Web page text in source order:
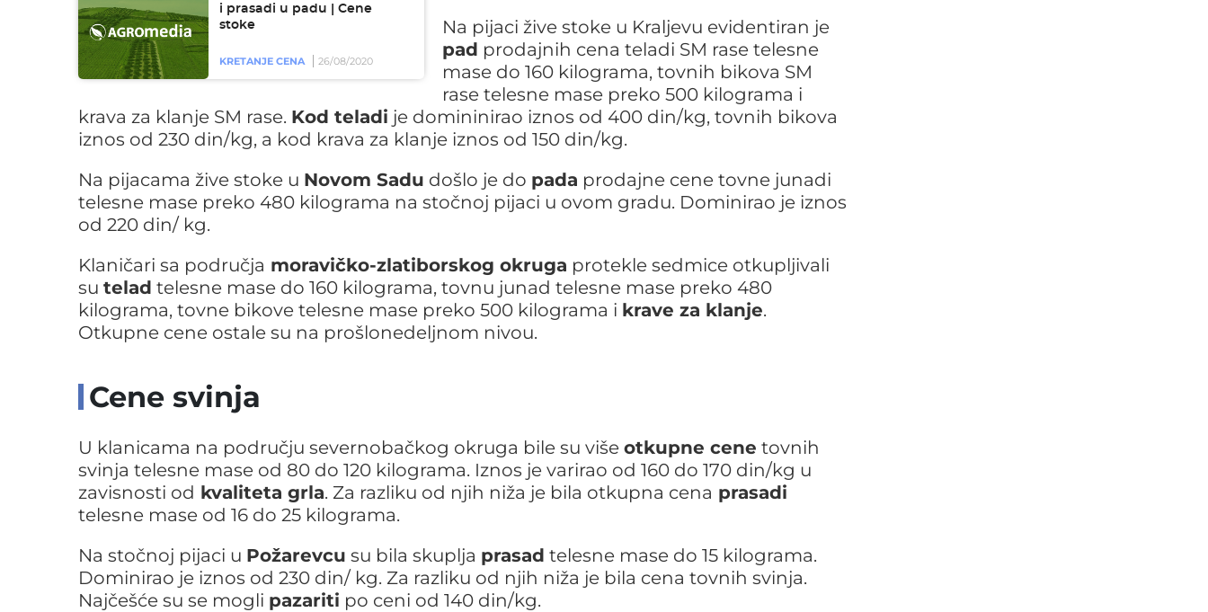
i prasadi u padu | Cene
stoke
KRETANJE CENA 26/08/2020
Na pijaci žive stoke u Kraljevu evidentiran je
pad prodajnih cena teladi SM rase telesne
mase do 160 kilograma, tovnih bikova SM
rase telesne mase preko 500 kilograma i
krava za klanje SM rase. Kod teladi je domininirao iznos od 400 din/kg, tovnih bikova
iznos od 230 din/kg, a kod krava za klanje iznos od 150 din/kg.
Na pijacama žive stoke u Novom Sadu došlo je do pada prodajne cene tovne junadi
telesne mase preko 480 kilograma na stočnoj pijaci u ovom gradu. Dominirao je iznos
od 220 din/ kg.
Klaničari sa područja moravičko-zlatiborskog okruga protekle sedmice otkupljivali
su telad telesne mase do 160 kilograma, tovnu junad telesne mase preko 480
kilograma, tovne bikove telesne mase preko 500 kilograma i krave za klanje.
Otkupne cene ostale su na prošlonedeljnom nivou.
Cene svinja
U klanicama na području severnobačkog okruga bile su više otkupne cene tovnih
svinja telesne mase od 80 do 120 kilograma. Iznos je varirao od 160 do 170 din/kg u
zavisnosti od kvaliteta grla. Za razliku od njih niža je bila otkupna cena prasadi
telesne mase od 16 do 25 kilograma.
Na stočnoj pijaci u Požarevcu su bila skuplja prasad telesne mase do 15 kilograma.
Dominirao je iznos od 230 din/ kg. Za razliku od njih niža je bila cena tovnih svinja.
Najčešće su se mogli pazariti po ceni od 140 din/kg.